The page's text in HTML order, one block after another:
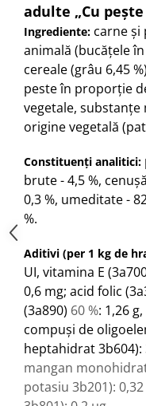
adulte „Сu pește
Ingrediente: carne și
animală (bucăţele
cereale (grâu 6,45
peste în proporţie
vegetale,
origine vegetală
Constituenţi analitici:
brute - 4,5 %,
0,3 %, umeditate -
%.
Aditivi (per 1 kg de
UI, vitamina E
0,6 mg; acid folic
(3a890) 60 %: 1,26
compuşi de
heptahidrat 3b604):
mangan
potasiu 3b201):